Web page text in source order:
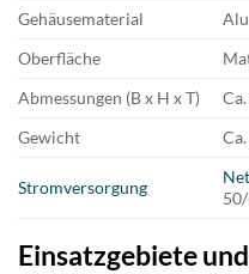
Gehäusematerial
Oberfläche
Abmessungen (B x H x T)
Gewicht
Stromversorgung
Einsatzgebiete